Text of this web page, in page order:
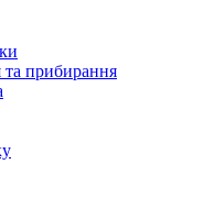
та прибирання